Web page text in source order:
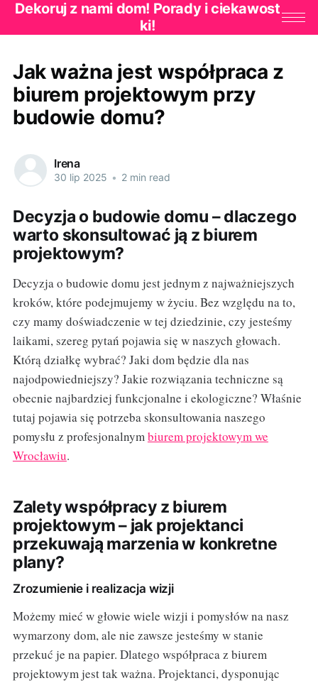
Dekoruj z nami dom! Porady i ciekawost
ki!
Jak ważna jest współpraca z
biurem projektowym przy
budowie domu?
Irena
30 lip 2025 • 2 min read
Decyzja o budowie domu – dlaczego
warto skonsultować ją z biurem
projektowym?
Decyzja o budowie domu jest jednym z najważniejszych
kroków, które podejmujemy w życiu. Bez względu na to,
czy mamy doświadczenie w tej dziedzinie, czy jesteśmy
laikami, szereg pytań pojawia się w naszych głowach.
Którą działkę wybrać? Jaki dom będzie dla nas
najodpowiedniejszy? Jakie rozwiązania techniczne są
obecnie najbardziej funkcjonalne i ekologiczne? Właśnie
tutaj pojawia się potrzeba skonsultowania naszego
pomysłu z profesjonalnymbiurem projektowym we
Wrocławiu.
Zalety współpracy z biurem
projektowym – jak projektanci
przekuwają marzenia w konkretne
plany?
Zrozumienie i realizacja wizji
Możemy mieć w głowie wiele wizji i pomysłów na nasz
wymarzony dom, ale nie zawsze jesteśmy w stanie
przekuć je na papier. Dlatego współpraca z biurem
projektowym jest tak ważna. Projektanci, dysponując